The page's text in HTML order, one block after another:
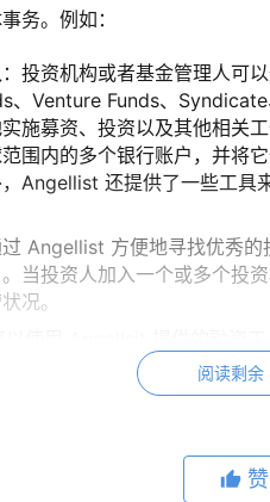
务。例如：
：投资机构或者基金管理人可
、Venture Funds、
施募资、投资以及其他相关
围内的多个银行账户，并将
Angellist 还提供了一些工具
过 Angellist 方便地寻找优秀
当投资人加入一个或多个投
况。
管理工具，例如 Cap table、
金，例如转账、税务等。
阅读剩余
赞